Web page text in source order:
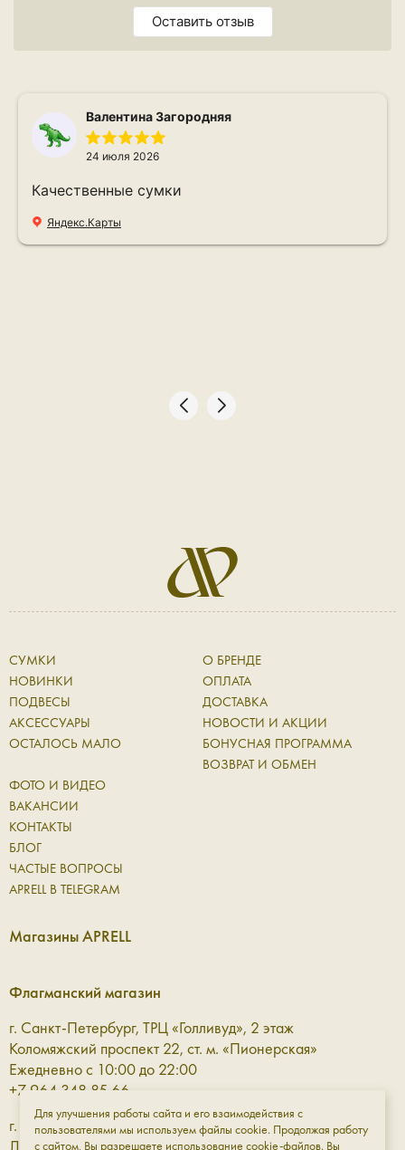
Оставить отзыв
Валентина Загородняя
24 июля 2026
Качественные сумки
Яндекс.Карты
СУМКИ
НОВИНКИ
ПОДВЕСЫ
АКСЕССУАРЫ
ОСТАЛОСЬ МАЛО
О БРЕНДЕ
ОПЛАТА
ДОСТАВКА
НОВОСТИ И АКЦИИ
БОНУСНАЯ ПРОГРАММА
ВОЗВРАТ И ОБМЕН
ФОТО И ВИДЕО
ВАКАНСИИ
КОНТАКТЫ
БЛОГ
ЧАСТЫЕ ВОПРОСЫ
APRELL В TELEGRAM
Магазины APRELL
Флагманский магазин
г. Санкт-Петербург, ТРЦ «Голливуд», 2 этаж
Коломяжский проспект 22, ст. м. «Пионерская»
Ежедневно с 10:00 до 22:00
+7 964 348 85 66
г. Санкт-Петербург, ТРЦ «Галерея» 3 этаж
Для улучшения работы сайта и его взаимодействия с
пользователями мы используем файлы cookie. Продолжая работу
с сайтом, Вы разрешаете использование cookie-файлов. Вы